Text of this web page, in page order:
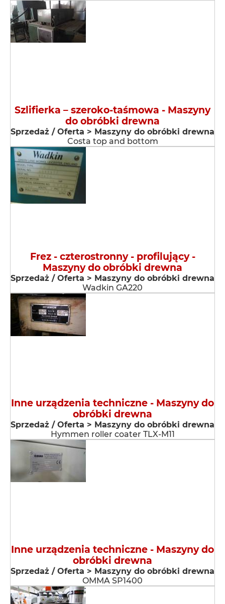
Szlifierka – szeroko-taśmowa - Maszyny
do obróbki drewna
Sprzedaż / Oferta > Maszyny do obróbki drewna
Costa top and bottom
Frez - czterostronny - profilujący -
Maszyny do obróbki drewna
Sprzedaż / Oferta > Maszyny do obróbki drewna
Wadkin GA220
Inne urządzenia techniczne - Maszyny do
obróbki drewna
Sprzedaż / Oferta > Maszyny do obróbki drewna
Hymmen roller coater TLX-M11
Inne urządzenia techniczne - Maszyny do
obróbki drewna
Sprzedaż / Oferta > Maszyny do obróbki drewna
OMMA SP1400